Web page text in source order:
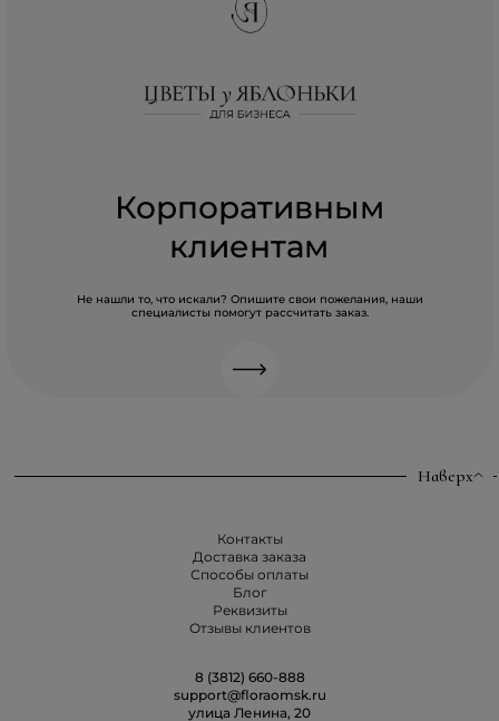
Корпоративным
клиентам
Не нашли то, что искали? Опишите свои пожелания, наши
специалисты помогут рассчитать заказ.
Наверх
Контакты
Доставка заказа
Способы оплаты
Блог
Реквизиты
Отзывы клиентов
8 (3812) 660-888
support@floraomsk.ru
улица Ленина, 20